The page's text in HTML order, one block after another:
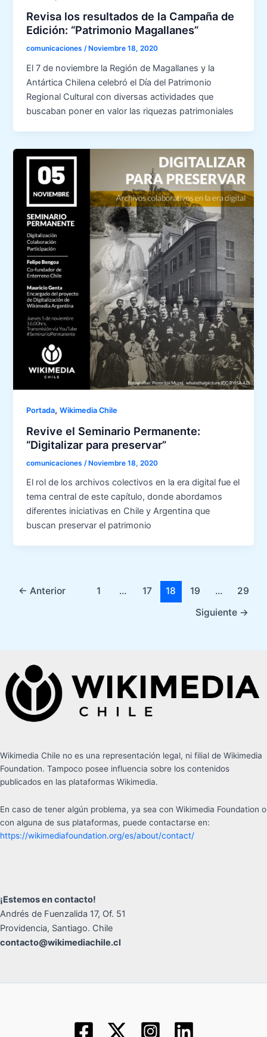
Revisa los resultados de la Campaña de
Edición: “Patrimonio Magallanes”
comunicaciones/ Noviembre 18, 2020
El 7 de noviembre la Región de Magallanes y la
Antártica Chilena celebró el Día del Patrimonio
Regional Cultural con diversas actividades que
buscaban poner en valor las riquezas patrimoniales
Portada,Wikimedia Chile
Revive el Seminario Permanente:
“Digitalizar para preservar”
comunicaciones /Noviembre 18, 2020
El rol de los archivos colectivos en la era digital fue el
tema central de este capítulo, donde abordamos
diferentes iniciativas en Chile y Argentina que
buscan preservar el patrimonio
← Anterior 1 … 17 18 19 …
29
Siguiente →
Wikimedia Chile no es una representación legal, ni filial de Wikimedia
Foundation. Tampoco posee influencia sobre los contenidos
publicados en las plataformas Wikimedia.
En caso de tener algún problema, ya sea con Wikimedia Foundation o
con alguna de sus plataformas, puede contactarse en:
https://wikimediafoundation.org/es/about/contact/
¡Estemos en contacto!
Andrés de Fuenzalida 17, Of. 51
Providencia, Santiago. Chile
contacto@wikimediachile.cl